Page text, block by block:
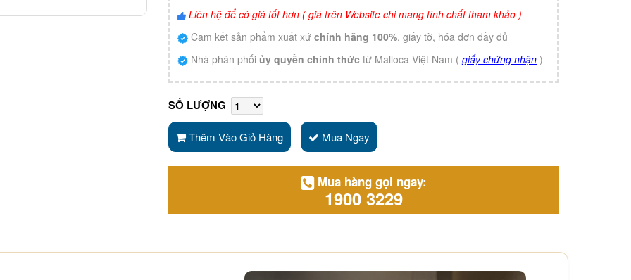
Liên hệ để có giá tốt hơn ( giá trên Website chi mang tính chất tham khảo )
Cam kết sản phẩm xuất xứ chính hãng 100%, giấy tờ, hóa đơn đầy đủ
Nhà phân phối ủy quyền chính thức từ Malloca Việt Nam ( giấy chứng nhận )
SỐ LƯỢNG
Thêm Vào Giỏ Hàng Mua Ngay
Mua hàng gọi ngay:
1900 3229